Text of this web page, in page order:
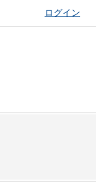
ログイン